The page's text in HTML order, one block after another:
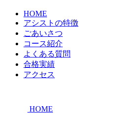
HOME
アシストの特徴
ごあいさつ
コース紹介
よくある質問
合格実績
アクセス
HOME